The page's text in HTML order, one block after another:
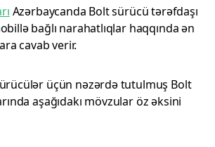
Azərbaycanda Bolt sürücü tərəfdaşı
bağlı narahatlıqlar haqqında ən
cavab verir.
üçün nəzərdə tutulmuş Bolt
aşağıdakı mövzular öz əksini